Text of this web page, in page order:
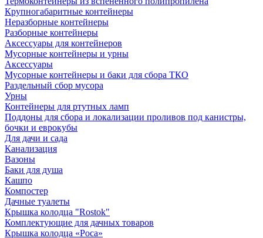
Крупногабаритные контейнеры
Неразборные контейнеры
Разборные контейнеры
Аксессуары для контейнеров
Мусорные контейнеры и урны
Аксессуары
Мусорные контейнеры и баки для сбора ТКО
Раздельный сбор мусора
Урны
Контейнеры для ртутных ламп
Поддоны для сбора и локализации проливов под канистры,
бочки и еврокубы
Для дачи и сада
Канализация
Вазоны
Баки для душа
Кашпо
Компостер
Дачные туалеты
Крышка колодца "Rostok"
Комплектующие для дачных товаров
Крышка колодца «Роса»